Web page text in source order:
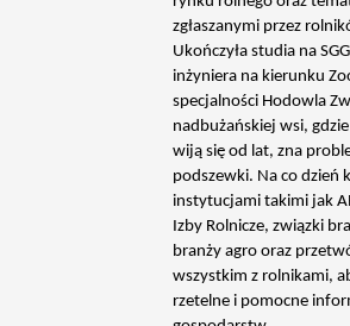
zgłaszanymi przez
Ukończyła studia na
inżyniera na kierunku
specjalności Hodowla
nadbużańskiej wsi,
wiją się od lat, zna
podszewki. Na co dzień
instytucjami takimi jak
Izby Rolnicze, związki
branży agro oraz
wszystkim z rolnikami,
rzetelne i pomocne